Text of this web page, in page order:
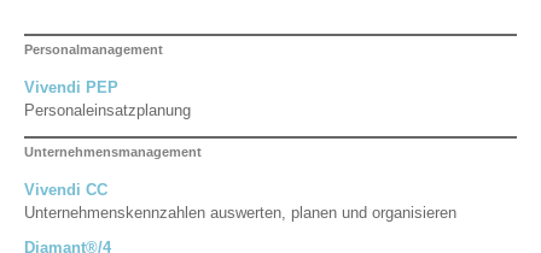
Personalmanagement
Vivendi PEP
Personaleinsatzplanung
Unternehmensmanagement
Vivendi CC
Unternehmenskennzahlen auswerten, planen und organisieren
Diamant®/4